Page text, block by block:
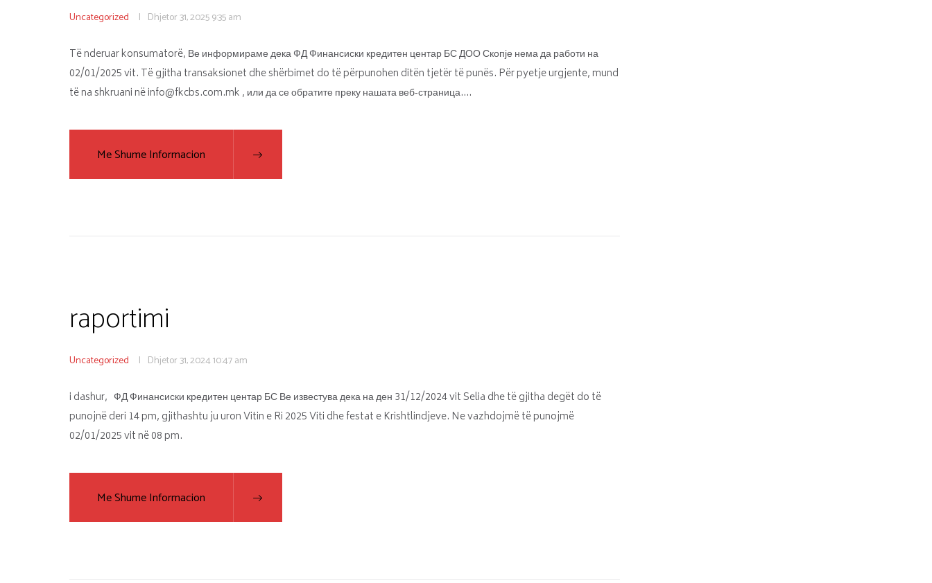
Uncategorized Dhjetor 31, 20259:35 am
Të nderuar konsumatorë, Ве информираме дека ФД Финансиски кредитен центар БС ДОО Скопје нема да работи на
02/01/2025 vit. Të gjitha transaksionet dhe shërbimet do të përpunohen ditën tjetër të punës. Për pyetje urgjente, mund
të na shkruani në info@fkcbs.com.mk , или да се обратите преку нашата веб‑страница.…
Me Shume Informacion
raportimi
Uncategorized Dhjetor 31, 202410:47 am
i dashur, ФД Финансиски кредитен центар БС Ве известува дека на ден 31/12/2024 vit Selia dhe të gjitha degët do të
punojnë deri 14 pm, gjithashtu ju uron Vitin e Ri 2025 Viti dhe festat e Krishtlindjeve. Ne vazhdojmë të punojmë
02/01/2025 vit në 08 pm.
Me Shume Informacion